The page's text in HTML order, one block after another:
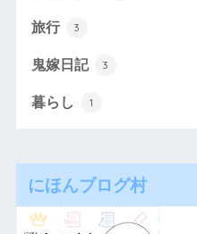
旅行 3
鬼嫁日記 3
暮らし 1
にほんブログ村